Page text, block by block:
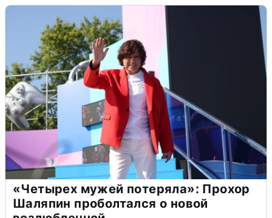
«Четырех мужей потеряла»: Прохор
Шаляпин проболтался о новой